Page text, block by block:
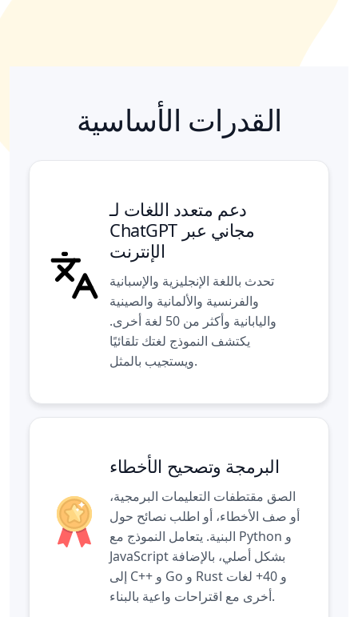
القدرات الأساسية
دعم متعدد اللغات لـ
ChatGPT مجاني عبر
الإنترنت
تحدث باللغة الإنجليزية والإسبانية
والفرنسية والألمانية والصينية
واليابانية وأكثر من 50 لغة أخرى.
يكتشف النموذج لغتك تلقائيًا
ويستجيب بالمثل.
البرمجة وتصحيح الأخطاء
الصق مقتطفات التعليمات البرمجية،
أو صف الأخطاء، أو اطلب نصائح حول
البنية. يتعامل النموذج مع Python و
JavaScript بشكل أصلي، بالإضافة
إلى C++ و Go و Rust و 40+ لغات
أخرى مع اقتراحات واعية بالبناء.